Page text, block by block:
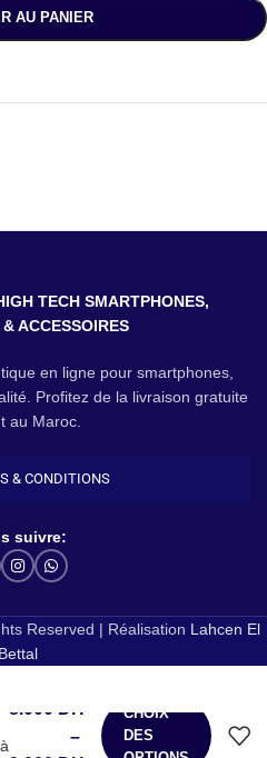
AU PANIER
TECH SMARTPHONES,
ACCESSOIRES
en ligne pour smartphones,
Profitez de la livraison gratuite
au Maroc.
& CONDITIONS
suivre:
Reserved | Réalisation Lahcen El
Bettal
8.000 DH
–
CHOIX
DES